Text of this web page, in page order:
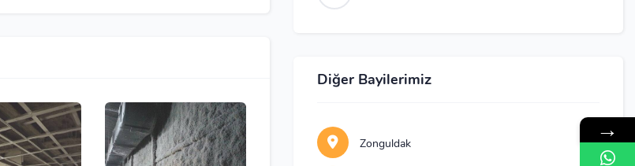
Diğer Bayilerimiz
Zonguldak →